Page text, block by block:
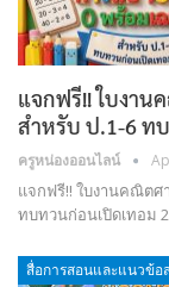
แจกฟรี!! ใบงาน
สำหรับ ป.1-6 ท
ครูหน่องออนไลน์
แจกฟรี!! ใบงานคณิตศ
ทบทวนก่อนเปิดเทอม